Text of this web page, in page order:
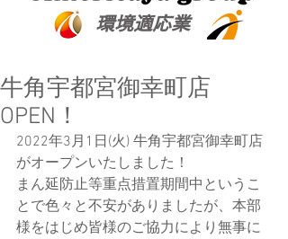
​環境適応業
牛角宇都宮御幸町店
OPEN！
2022年3月1日(火) 牛角宇都宮御幸町店
がオープンいたしました！
まん延防止等重点措置期間中というこ
とで色々と不安がありましたが、本部
様をはじめ皆様のご協力により無事に